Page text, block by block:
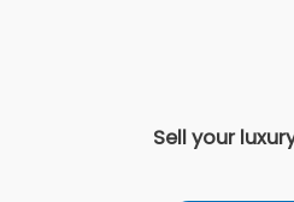
Sell your